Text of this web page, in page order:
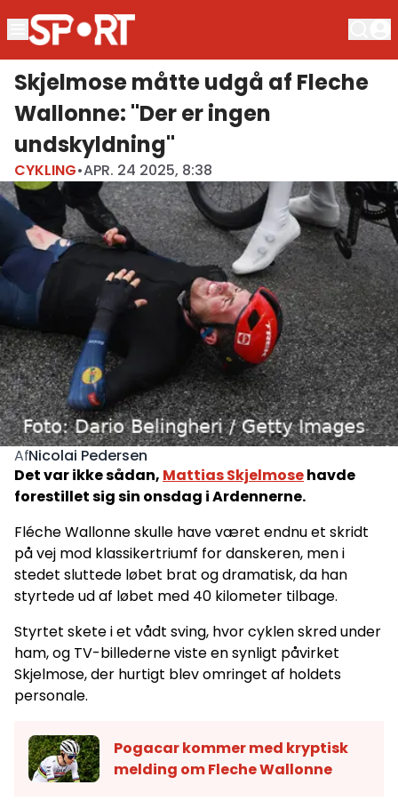
Skjelmose måtte udgå af Fleche
Wallonne: "Der er ingen
undskyldning"
CYKLING•APR. 24 2025, 8:38
AfNicolai Pedersen
Det var ikke sådan, Mattias Skjelmosehavde
forestillet sig sin onsdag i Ardennerne.
Fléche Wallonne skulle have været endnu et skridt
på vej mod klassikertriumf for danskeren, men i
stedet sluttede løbet brat og dramatisk, da han
styrtede ud af løbet med 40 kilometer tilbage.
Styrtet skete i et vådt sving, hvor cyklen skred under
ham, og TV-billederne viste en synligt påvirket
Skjelmose, der hurtigt blev omringet af holdets
personale.
Pogacar kommer med kryptisk
melding om Fleche Wallonne